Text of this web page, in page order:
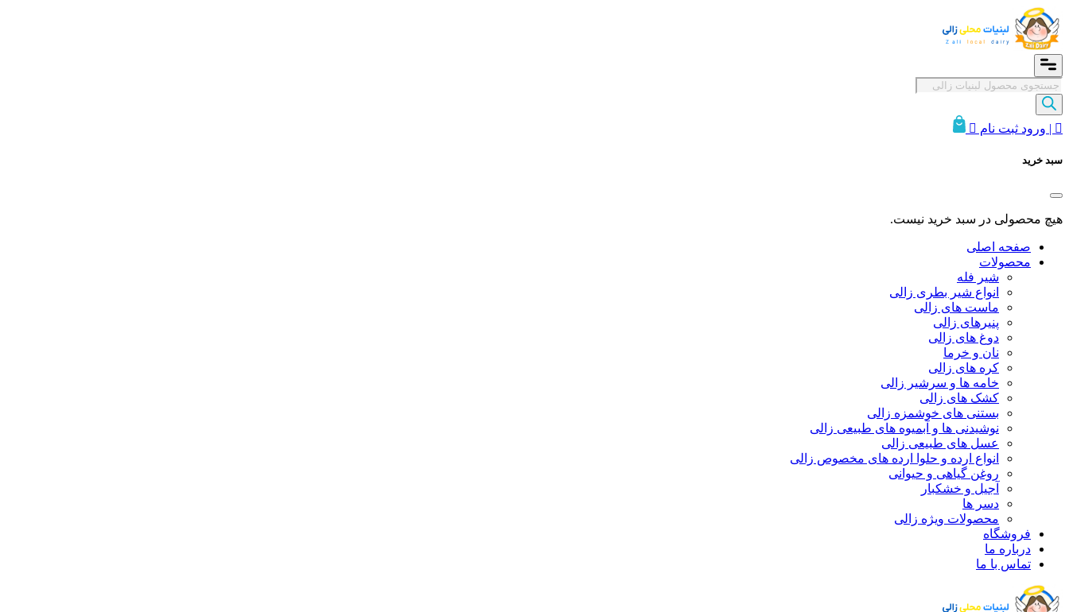
Products
search
 | ورود ثبت نام 
سبد خرید
هیچ محصولی در سبد خرید نیست.
صفحه اصلی
محصولات
شیر فله
انواع شیر بطری زالی
ماست های زالی
پنیرهای زالی
دوغ های زالی
نان و خرما
کره های زالی
خامه ها و سرشیر زالی
کشک های زالی
بستنی های خوشمزه زالی
نوشیدنی ها و آبمیوه های طبیعی زالی
عسل های طبیعی زالی
انواع ارده و حلوا ارده های مخصوص زالی
روغن گیاهی و حیوانی
آجیل و خشکبار
دسر ها
محصولات ویژه زالی
فروشگاه
درباره ما
تماس با ما